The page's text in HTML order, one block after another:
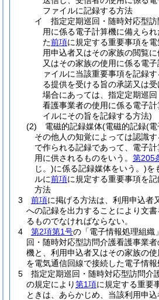
ファイルに記録する方法
イ
指定定期巡回・随時対応型
用に係る電子計算機に備えら
た前項に規定する重要事項を
用申込者又はその家族の閲覧
又はその家族の使用に係る電
ァイルに当該重要事項を記録
る提供を受ける旨の承諾又は
場合にあっては、指定定期巡
看護事業者の使用に係る電子
イルにその旨を記録する方法)
(2)
電磁的記録媒体(電磁的記録(電
その他人の知覚によっては認識
で作られる記録であって、電子
用に供されるものをいう。 第205
じ。)に係る記録媒体をいう。)を
ルに前項に規定する重要事項を
方法
3
前項に掲げる方法は、利用申込者
への記録を出力することにより文
るものでなければならない。
4
第2項第1号の「電子情報処理組織
回・随時対応型訪問介護看護事業
機と、利用申込者又はその家族の
を電気通信回線で接続した電子情報
5
指定定期巡回・随時対応型訪問介
の規定により第1項に規定する重要
ときは、あらかじめ、当該利用申